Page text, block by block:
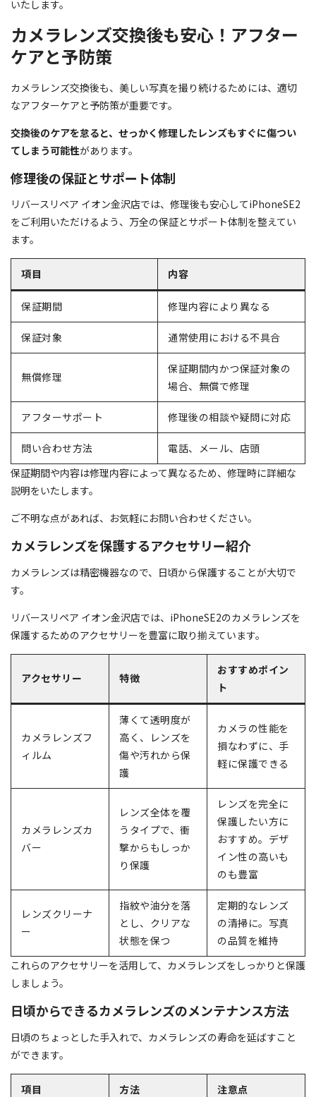
いたします。
カメラレンズ交換後も安心！アフター
ケアと予防策
カメラレンズ交換後も、美しい写真を撮り続けるためには、適切
なアフターケアと予防策が重要です。
交換後のケアを怠ると、せっかく修理したレンズもすぐに傷つい
てしまう可能性があります。
修理後の保証とサポート体制
リバースリペア イオン金沢店では、修理後も安心してiPhoneSE2
をご利用いただけるよう、万全の保証とサポート体制を整えてい
ます。
項目 内容
保証期間 修理内容により異なる
保証対象 通常使用における不具合
無償修理
保証期間内かつ保証対象の
場合、無償で修理
アフターサポート 修理後の相談や疑問に対応
問い合わせ方法
電話、メール、店頭
保証期間や内容は修理内容によって異なるため、修理時に詳細な
説明をいたします。
ご不明な点があれば、お気軽にお問い合わせください。
カメラレンズを保護するアクセサリー紹介
カメラレンズは精密機器なので、日頃から保護することが大切で
す。
リバースリペア イオン金沢店では、iPhoneSE2のカメラレンズを
保護するためのアクセサリーを豊富に取り揃えています。
アクセサリー 特徴
おすすめポイン
ト
カメラレンズフ
ィルム
薄くて透明度が
高く、レンズを
傷や汚れから保
護
カメラの性能を
損なわずに、手
軽に保護できる
カメラレンズカ
バー
レンズ全体を覆
うタイプで、衝
撃からもしっか
り保護
レンズを完全に
保護したい方に
おすすめ。デザ
イン性の高いも
のも豊富
レンズクリーナ
ー
指紋や油分を落
とし、クリアな
状態を保つ
定期的なレンズ
の清掃に。写真
の品質を維持
これらのアクセサリーを活用して、カメラレンズをしっかりと保護
しましょう。
日頃からできるカメラレンズのメンテナンス方法
日頃のちょっとした手入れで、カメラレンズの寿命を延ばすこと
ができます。
項目 方法 注意点